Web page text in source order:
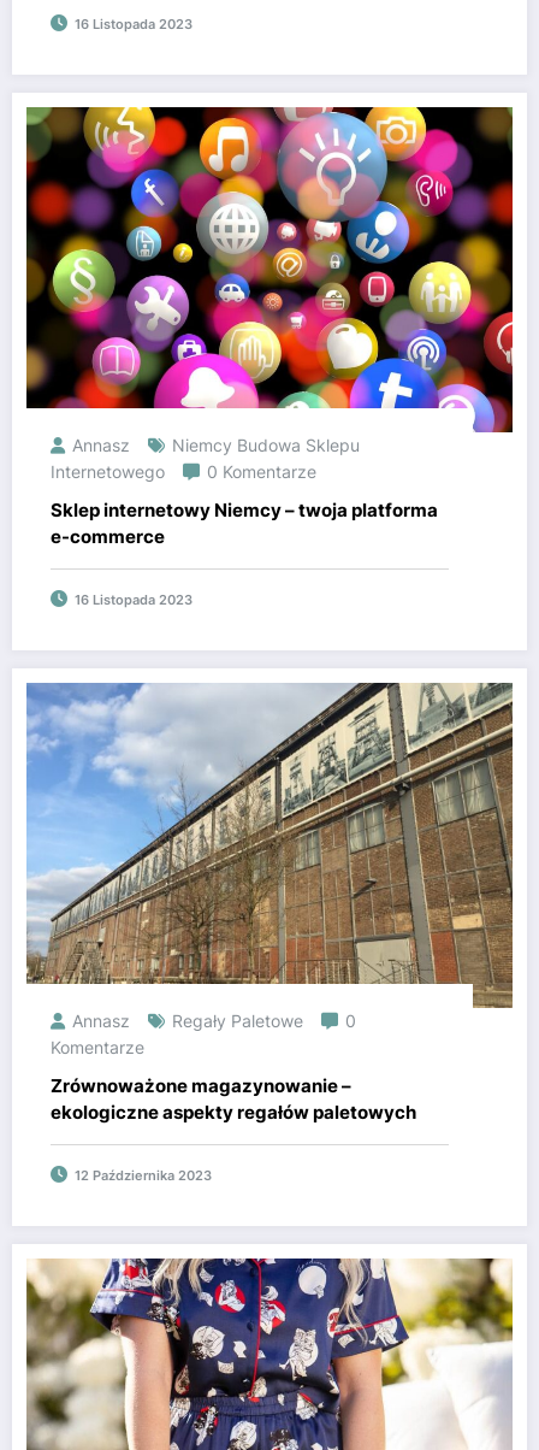
16 Listopada 2023
Annasz
Niemcy Budowa Sklepu
Internetowego
0 Komentarze
Sklep internetowy Niemcy – twoja platforma
e-commerce
16 Listopada 2023
Annasz Regały Paletowe
0
Komentarze
Zrównoważone magazynowanie –
ekologiczne aspekty regałów paletowych
12 Października 2023